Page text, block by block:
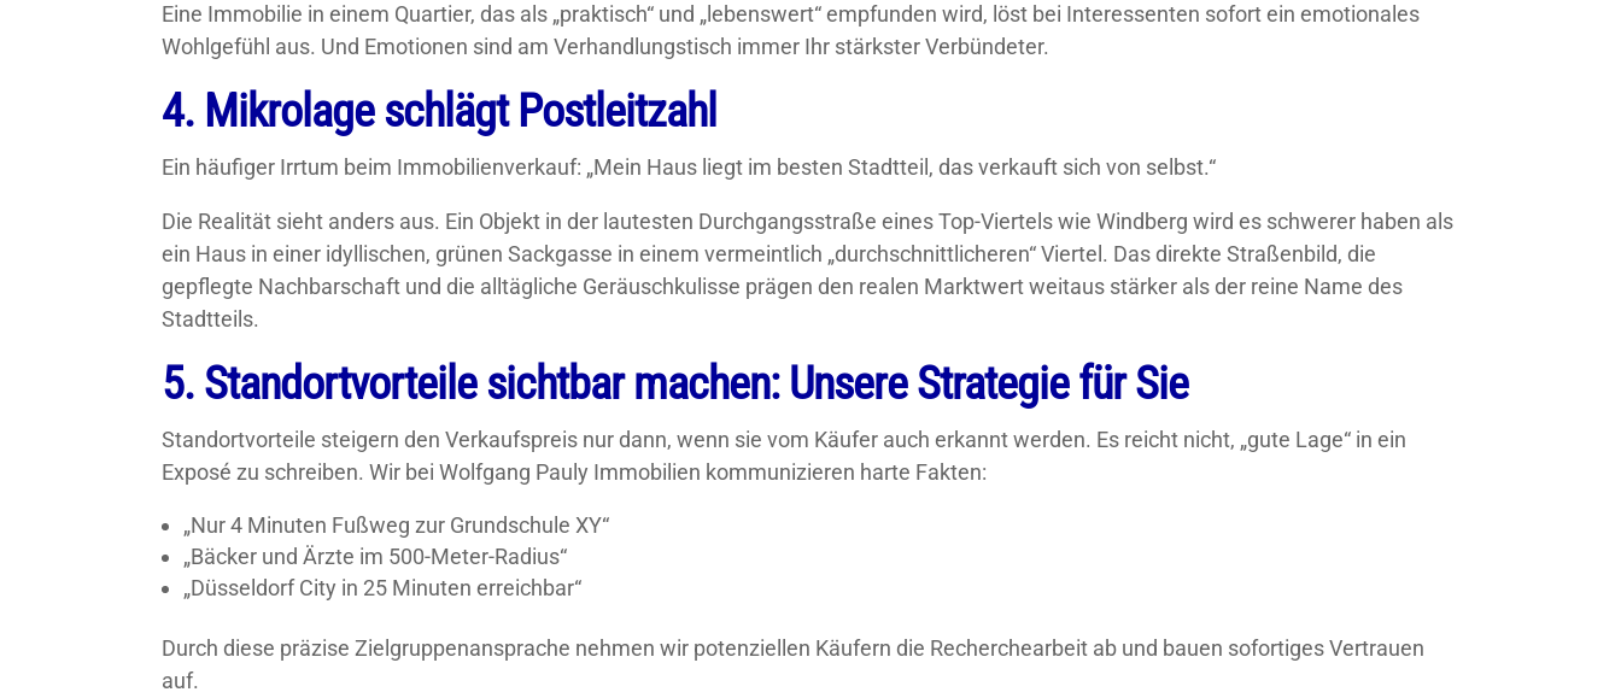
Eine Immobilie in einem Quartier, das als „praktisch“ und „lebenswert“ empfunden wird, löst bei Interessenten sofort ein emotionales
Wohlgefühl aus. Und Emotionen sind am Verhandlungstisch immer Ihr stärkster Verbündeter.
4. Mikrolage schlägt Postleitzahl
Ein häufiger Irrtum beim Immobilienverkauf: „Mein Haus liegt im besten Stadtteil, das verkauft sich von selbst.“
Die Realität sieht anders aus. Ein Objekt in der lautesten Durchgangsstraße eines Top-Viertels wie Windberg wird es schwerer haben als
ein Haus in einer idyllischen, grünen Sackgasse in einem vermeintlich „durchschnittlicheren“ Viertel. Das direkte Straßenbild, die
gepflegte Nachbarschaft und die alltägliche Geräuschkulisse prägen den realen Marktwert weitaus stärker als der reine Name des
Stadtteils.
5. Standortvorteile sichtbar machen: Unsere Strategie für Sie
Standortvorteile steigern den Verkaufspreis nur dann, wenn sie vom Käufer auch erkannt werden. Es reicht nicht, „gute Lage“ in ein
Exposé zu schreiben. Wir bei Wolfgang Pauly Immobilien kommunizieren harte Fakten:
„Nur 4 Minuten Fußweg zur Grundschule XY“
„Bäcker und Ärzte im 500-Meter-Radius“
„Düsseldorf City in 25 Minuten erreichbar“
Durch diese präzise Zielgruppenansprache nehmen wir potenziellen Käufern die Recherchearbeit ab und bauen sofortiges Vertrauen
auf.